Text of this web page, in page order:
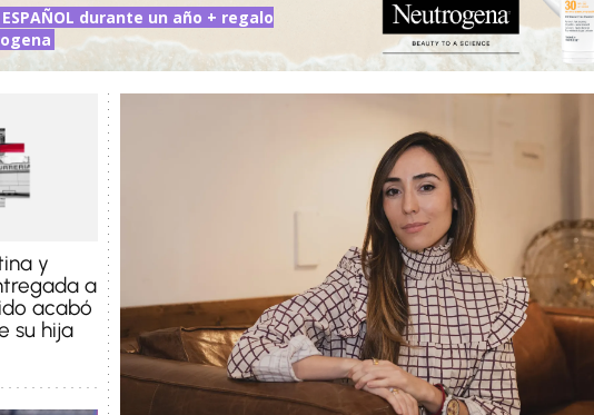
ESPAÑOL durante un año + regalo
y
a
acabó
su hija